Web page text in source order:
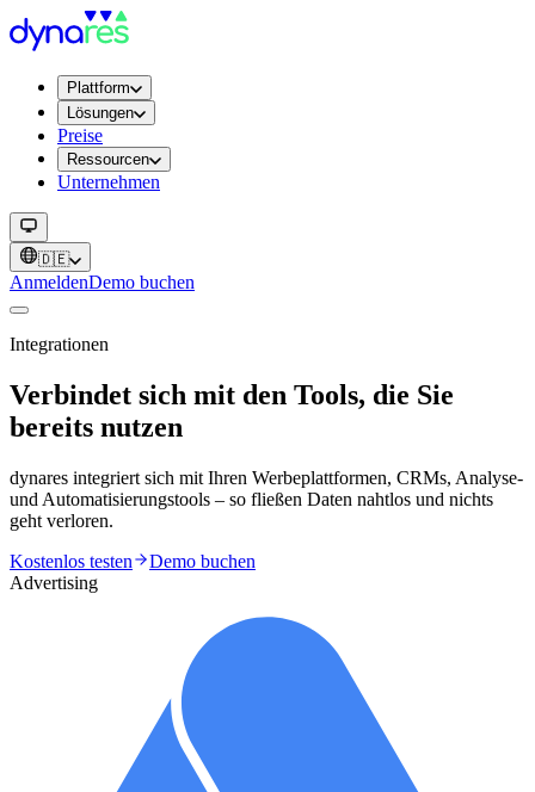
Plattform
Lösungen
Preise
Ressourcen
Unternehmen
🇩🇪
AnmeldenDemo buchen
Integrationen
Verbindet sich mit den Tools, die Sie
bereits nutzen
dynares integriert sich mit Ihren Werbeplattformen, CRMs, Analyse-
und Automatisierungstools – so fließen Daten nahtlos und nichts
geht verloren.
Kostenlos testen
Demo buchen
Advertising